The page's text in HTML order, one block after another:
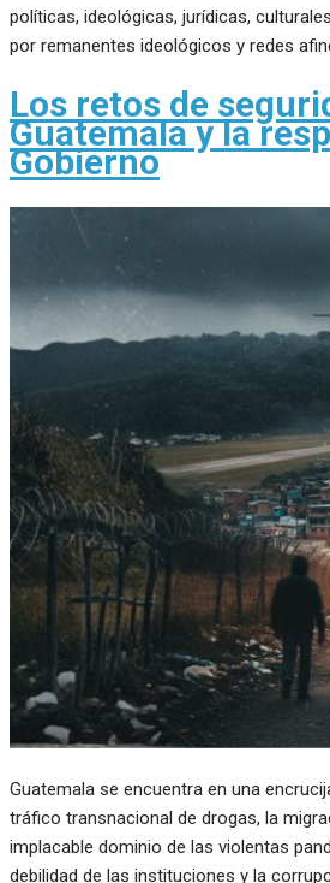
políticas, ideológicas, jurídicas,
por remanentes ideológicos y redes
Los retos de
Guatemala y la
Gobierno
Guatemala se encuentra en una
tráfico transnacional de drogas, la
implacable dominio de las violentas
debilidad de las instituciones y la